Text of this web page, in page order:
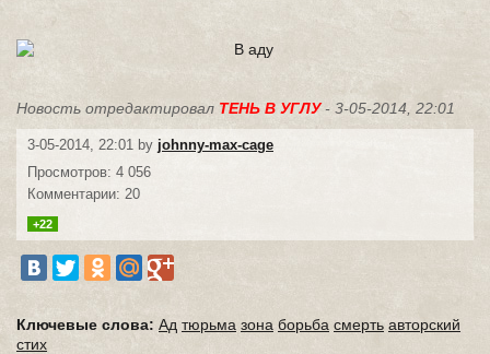
Новость отредактировал ТЕНЬ В УГЛУ- 3-05-2014, 22:01
3-05-2014, 22:01 by johnny-max-cage
Просмотров: 4 056
Комментарии: 20
+22
Ключевые слова: Ад тюрьма зона борьба смерть авторский
стих